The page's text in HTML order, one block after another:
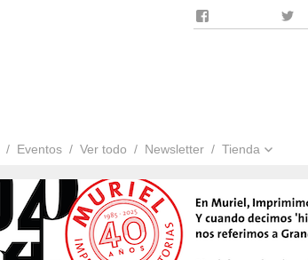
Eventos Ver todo Newsletter Tienda